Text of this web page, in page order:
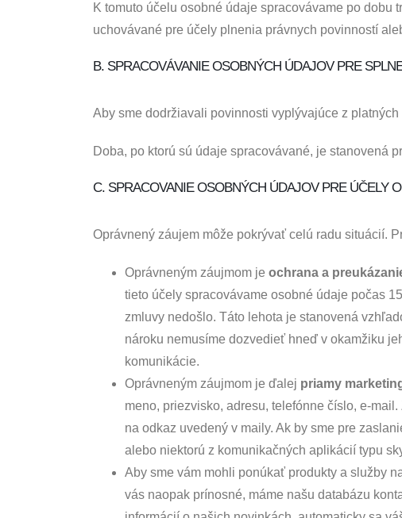
K tomuto účelu osobné údaje spracovávame po
uchovávané pre účely plnenia právnych povinností
B. SPRACOVÁVANIE OSOBNÝCH ÚDAJOV PRE
Aby sme dodržiavali povinnosti vyplývajúce z
Doba, po ktorú sú údaje spracovávané, je stanovená
C. SPRACOVANIE OSOBNÝCH ÚDAJOV PRE ÚČELY
Oprávnený záujem môže pokrývať celú radu situácií.
Oprávneným záujmom je ochrana a
tieto účely spracovávame osobné údaje počas
zmluvy nedošlo. Táto lehota je stanovená
nároku nemusíme dozvedieť hneď v okamžiku
komunikácie.
Oprávneným záujmom je ďalej priamy
meno, priezvisko, adresu, telefónne číslo, e-
na odkaz uvedený v maily. Ak by sme pre
alebo niektorú z komunikačných aplikácií typu
Aby sme vám mohli ponúkať produkty a služby
vás naopak prínosné, máme našu databázu